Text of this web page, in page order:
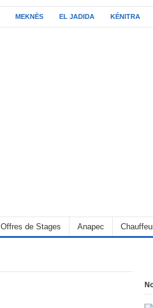
MEKNÈS EL JADIDA KÉNITRA
Offres de Stages Anapec